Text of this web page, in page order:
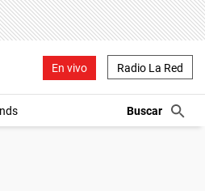
En vivo Radio La Red